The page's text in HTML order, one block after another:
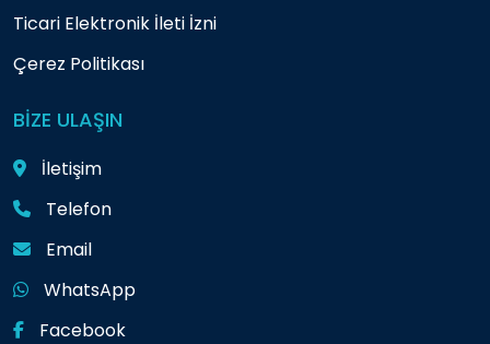
Ticari Elektronik İleti İzni
Çerez Politikası
BİZE ULAŞIN
İletişim
Telefon
Email
WhatsApp
Facebook